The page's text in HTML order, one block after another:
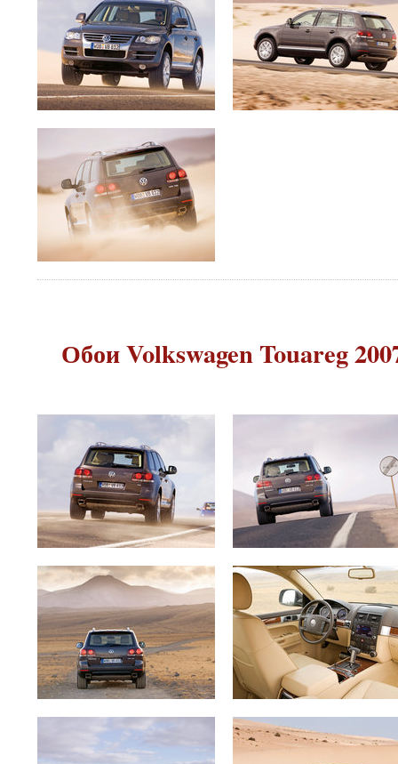
Обои Volkswagen Touareg